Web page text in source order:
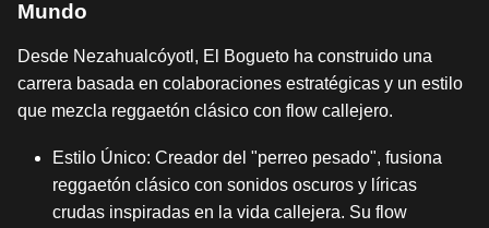
Mundo
Desde Nezahualcóyotl, El Bogueto ha construido una
carrera basada en colaboraciones estratégicas y un estilo
que mezcla reggaetón clásico con flow callejero.
Estilo Único: Creador del "perreo pesado", fusiona
reggaetón clásico con sonidos oscuros y líricas
crudas inspiradas en la vida callejera. Su flow